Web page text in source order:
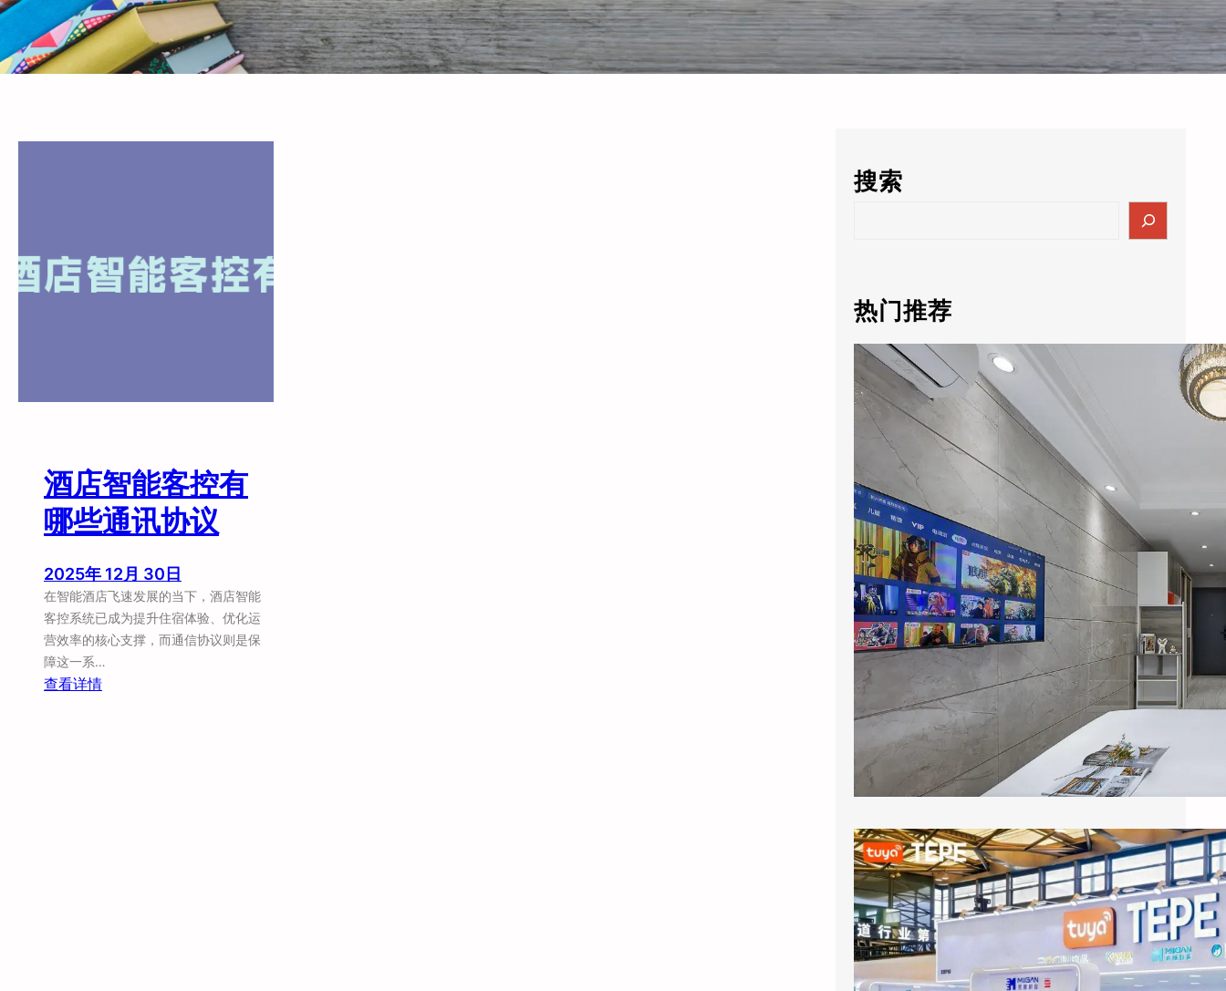
酒店智能客控有
哪些通讯协议
2025年 12月 30日
在智能酒店飞速发展的当下，酒店智能
客控系统已成为提升住宿体验、优化运
营效率的核心支撑，而通信协议则是保
障这一系…
查看详情：
搜索
c
h
热门推荐
2026年6月，杭州黄龙饭店管理集团干了一件
让同行看不懂的事：他们把旗下”黄龙旅行家”
…
涂鸦智能以AI蓝牙直连方案切入酒店赛道：去中心化架构破解智能化改造三大痛点
2026上海国际酒店展期间，涂鸦智能
（NYSE：TUYA，HKEX：2391）的展区成为
E7馆人气最旺的展位之…